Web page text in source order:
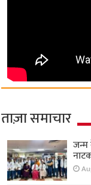
ताज़ा समाचार